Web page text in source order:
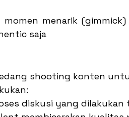
momen menarik
saja
shooting konten
diskusi yang